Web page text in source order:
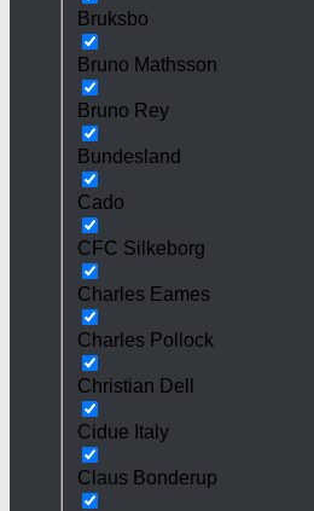
Bruksbo
Bruno Mathsson
Bruno Rey
Bundesland
Cado
CFC Silkeborg
Charles Eames
Charles Pollock
Christian Dell
Cidue Italy
Claus Bonderup